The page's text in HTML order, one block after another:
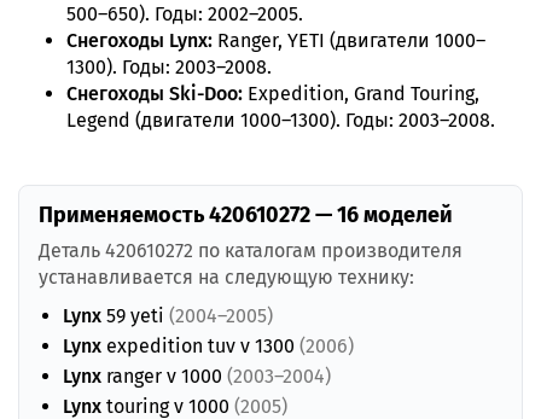
500–650). Годы: 2002–2005.
Снегоходы Lynx: Ranger, YETI (двигатели 1000–
1300). Годы: 2003–2008.
Снегоходы Ski-Doo: Expedition, Grand Touring,
Legend (двигатели 1000–1300). Годы: 2003–2008.
Применяемость 420610272 — 16 моделей
Деталь 420610272 по каталогам производителя
устанавливается на следующую технику:
Lynx 59 yeti (2004–2005)
Lynx expedition tuv v 1300 (2006)
Lynx ranger v 1000 (2003–2004)
Lynx touring v 1000 (2005)